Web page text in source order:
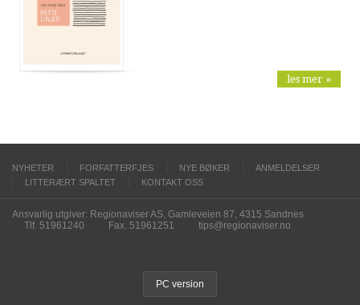
les mer »
NYHETER FORFATTERFJES NYE BØKER
ANMELDELSER
LITTERÆRT SPALTET
KONTAKT OSS
Ansvarlig utgiver: Regionaviser AS, Gamleveien 87, 4315 Sandnes
Tlf. 51961240
Fax. 51961251 tips@regionaviser.no
PC version